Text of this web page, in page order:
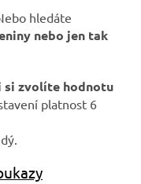
hledáte
nebo jen tak
si zvolíte hodnotu
platnost 6